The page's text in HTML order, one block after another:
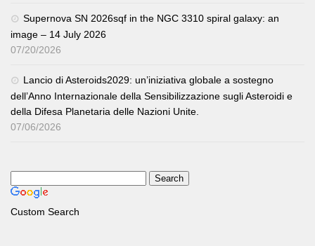
Supernova SN 2026sqf in the NGC 3310 spiral galaxy: an
image – 14 July 2026
07/20/2026
Lancio di Asteroids2029: un’iniziativa globale a sostegno
dell’Anno Internazionale della Sensibilizzazione sugli Asteroidi e
della Difesa Planetaria delle Nazioni Unite.
07/06/2026
Custom Search